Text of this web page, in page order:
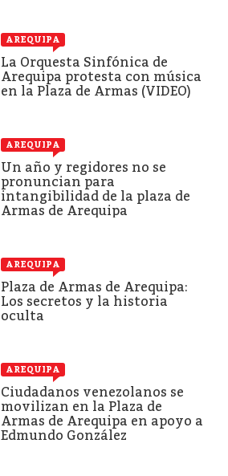
AREQUIPA
La Orquesta Sinfónica de
Arequipa protesta con música
en la Plaza de Armas (VIDEO)
AREQUIPA
Un año y regidores no se
pronuncian para
intangibilidad de la plaza de
Armas de Arequipa
AREQUIPA
Plaza de Armas de Arequipa:
Los secretos y la historia
oculta
AREQUIPA
Ciudadanos venezolanos se
movilizan en la Plaza de
Armas de Arequipa en apoyo a
Edmundo González